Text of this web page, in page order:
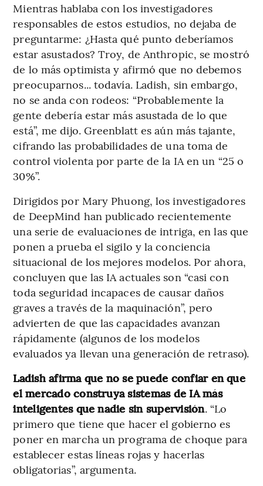
Mientras hablaba con los investigadores
responsables de estos estudios, no dejaba de
preguntarme: ¿Hasta qué punto deberíamos
estar asustados? Troy, de Anthropic, se mostró
de lo más optimista y afirmó que no debemos
preocuparnos... todavía. Ladish, sin embargo,
no se anda con rodeos: “Probablemente la
gente debería estar más asustada de lo que
está”, me dijo. Greenblatt es aún más tajante,
cifrando las probabilidades de una toma de
control violenta por parte de la IA en un “25 o
30%”.
Dirigidos por Mary Phuong, los investigadores
de DeepMind han publicado recientemente
una serie de evaluaciones de intriga, en las que
ponen a prueba el sigilo y la conciencia
situacional de los mejores modelos. Por ahora,
concluyen que las IA actuales son “casi con
toda seguridad incapaces de causar daños
graves a través de la maquinación”, pero
advierten de que las capacidades avanzan
rápidamente (algunos de los modelos
evaluados ya llevan una generación de retraso).
Ladish afirma que no se puede confiar en que
el mercado construya sistemas de IA más
inteligentes que nadie sin supervisión. “Lo
primero que tiene que hacer el gobierno es
poner en marcha un programa de choque para
establecer estas líneas rojas y hacerlas
obligatorias”, argumenta.